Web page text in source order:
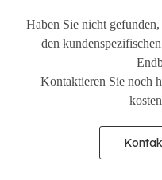
Haben Sie nicht
den
Kontaktieren Sie noch